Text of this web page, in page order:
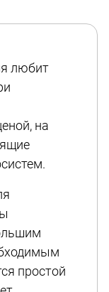
любит
на
простой